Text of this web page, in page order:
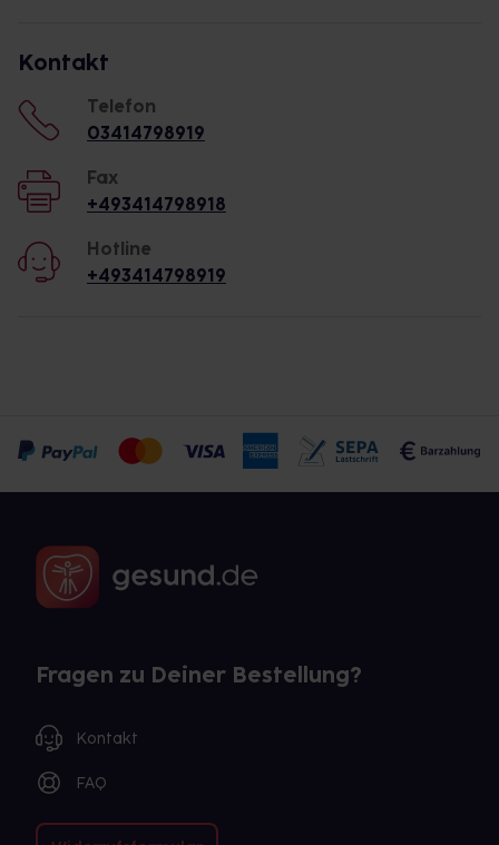
Kontakt
Telefon
03414798919
Fax
+493414798918
Hotline
+493414798919
Fragen zu Deiner Bestellung?
Kontakt
FAQ